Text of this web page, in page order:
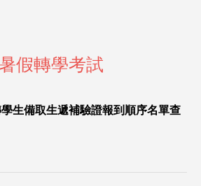
暑假轉學考試
生備取生遞補驗證報到順序名單查